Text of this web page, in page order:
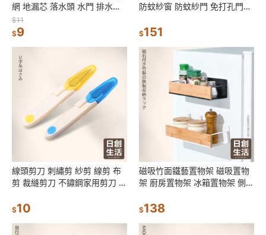
網 地漏芯 落水頭 水門 排水孔
蓋 防蟲防臭 地漏塞 防臭防蟑
防臭地漏
$11
$9
防蚊紗窗 防蚊紗門 免打孔門簾
$151
線頭剪刀 刺繡剪 紗剪 線剪 布
剪 裁縫剪刀 不鏽鋼家用剪刀 實
$10
磁吸竹面鐵藝置物架 磁吸置物
架 廚房置物架 冰箱置物架 側掛
$138